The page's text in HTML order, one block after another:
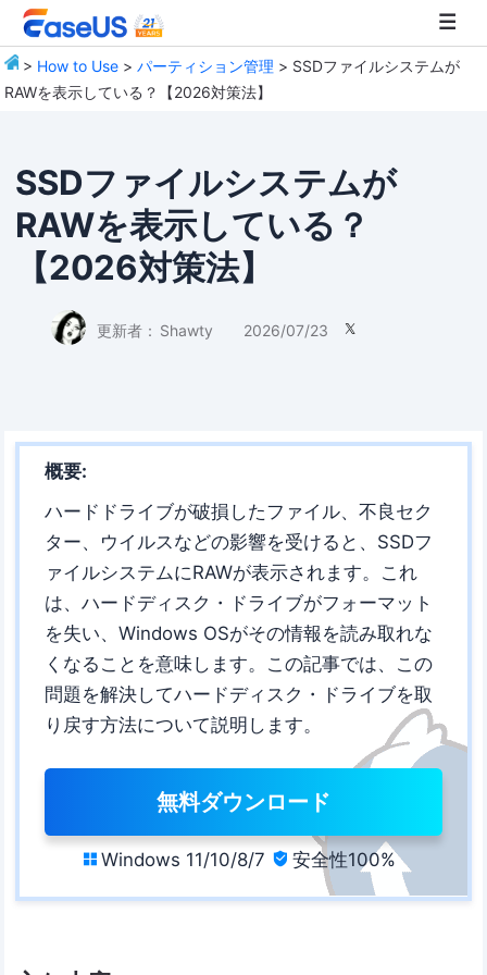
> How to Use >パーティション管理 > SSDファイルシステムが
RAWを表示している？【2026対策法】
SSDファイルシステムが
RAWを表示している？
【2026対策法】
更新者： Shawty 2026/07/23 
概要:
ハードドライブが破損したファイル、不良セク
ター、ウイルスなどの影響を受けると、SSDフ
ァイルシステムにRAWが表示されます。これ
は、ハードディスク・ドライブがフォーマット
を失い、Windows OSがその情報を読み取れな
くなることを意味します。この記事では、この
問題を解決してハードディスク・ドライブを取
り戻す方法について説明します。
無料ダウンロード
 Windows 11/10/8/7  安全性100%